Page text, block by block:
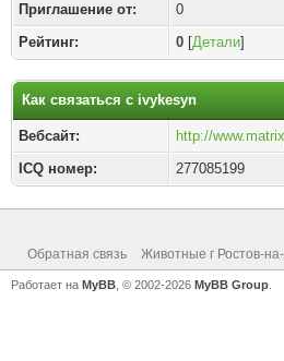
Приглашение от:
0
Рейтинг:
0 [Детали]
Как связаться с ivykesyn
Вебсайт:
http://
ICQ номер:
277085199
Обратная связь Животные г Ростов-
Работает на MyBB , © 2002-2026 MyBB Group